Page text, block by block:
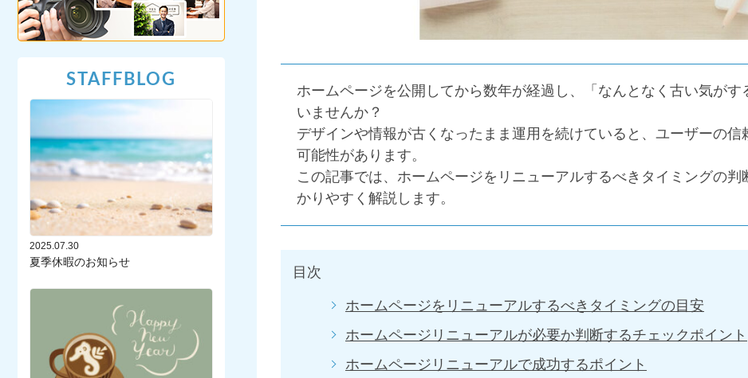
ホームページを公開してから数年が経過し、「なんとなく古い気が
いませんか？
デザインや情報が古くなったまま運用を続けていると、ユーザーの
可能性があります。
この記事では、ホームページをリニューアルするべきタイミングの
かりやすく解説します。
目次
ホームページをリニューアルするべきタイミングの目安
ホームページリニューアルが必要か判断するチェックポイント
ホームページリニューアルで成功するポイント
STAFFBLOG
2025.07.30
夏季休暇のお知らせ